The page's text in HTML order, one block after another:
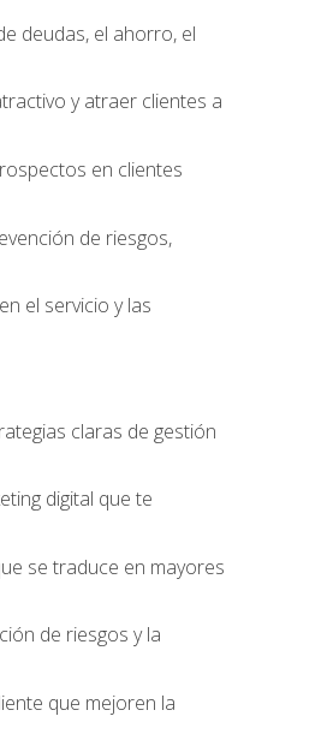
deudas, el ahorro, el
y atraer clientes a
en clientes
de riesgos,
el servicio y las
claras de gestión
digital que te
se traduce en mayores
de riesgos y la
que mejoren la